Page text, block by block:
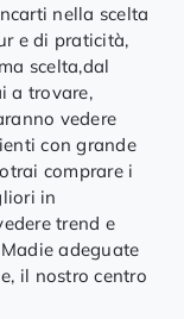
nella scelta
e di praticità,
scelta,dal
a trovare,
vedere
con grande
comprare i
in
trend e
adeguate
il nostro centro